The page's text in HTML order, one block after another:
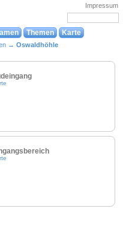
Impressum
Themen Karte
→ Oswaldhöhle